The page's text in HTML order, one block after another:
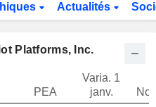
Actualités
Platforms, Inc.
PEA
Varia. 1
janv.